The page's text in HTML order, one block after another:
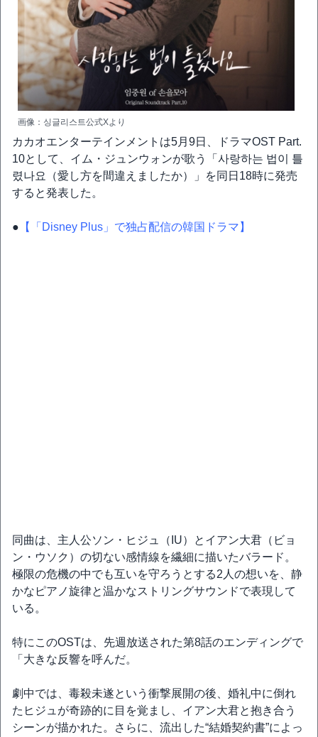
画像：싱글리스트公式Xより
カカオエンターテインメントは5月9日、ドラマOST Part.
10として、イム・ジュンウォンが歌う「사랑하는 법이 틀
렸나요（愛し方を間違えましたか）」を同日18時に発売
すると発表した。
● 【「Disney Plus」で独占配信の韓国ドラマ】
同曲は、主人公ソン・ヒジュ（IU）とイアン大君（ビョ
ン・ウソク）の切ない感情線を繊細に描いたバラード。
極限の危機の中でも互いを守ろうとする2人の想いを、静
かなピアノ旋律と温かなストリングサウンドで表現して
いる。
特にこのOSTは、先週放送された第8話のエンディングで
「大きな反響を呼んだ。
劇中では、毒殺未遂という衝撃展開の後、婚礼中に倒れ
たヒジュが奇跡的に目を覚まし、イアン大君と抱き合う
シーンが描かれた。さらに、流出した“結婚契約書”によっ